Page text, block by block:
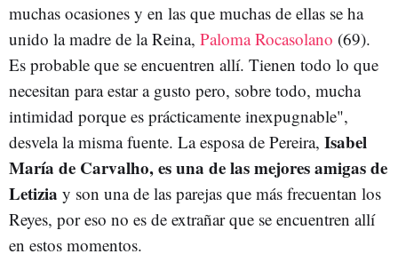
muchas ocasiones y en las que muchas de ellas se ha
unido la madre de la Reina, Paloma Rocasolano (69).
Es probable que se encuentren allí. Tienen todo lo que
necesitan para estar a gusto pero, sobre todo, mucha
intimidad porque es prácticamente inexpugnable",
desvela la misma fuente. La esposa de Pereira, Isabel
María de Carvalho, es una de las mejores amigas de
Letizia y son una de las parejas que más frecuentan los
Reyes, por eso no es de extrañar que se encuentren allí
en estos momentos.